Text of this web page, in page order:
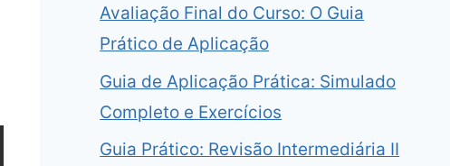
Avaliação Final do Curso: O Guia
Prático de Aplicação
Guia de Aplicação Prática: Simulado
Completo e Exercícios
Guia Prático: Revisão Intermediária II